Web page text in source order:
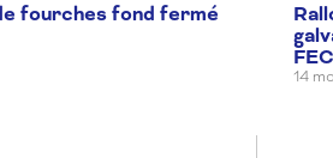
fourches fond fermé
FEC
14